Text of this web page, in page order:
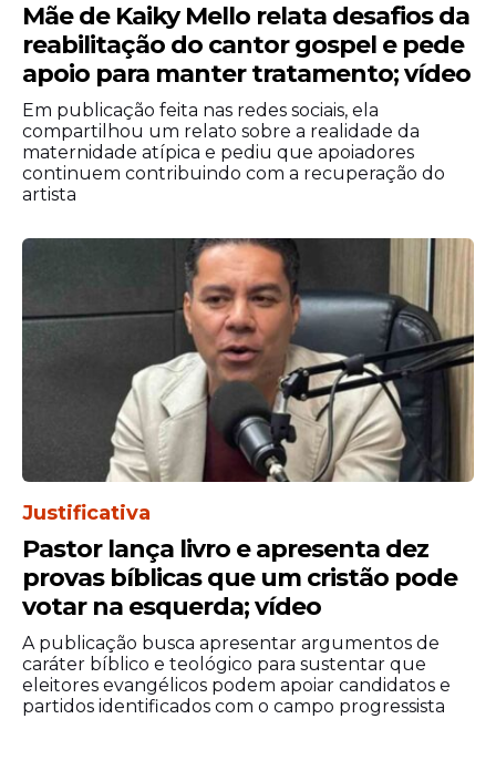
Mãe de Kaiky Mello relata desafios da
reabilitação do cantor gospel e pede
apoio para manter tratamento; vídeo
Em publicação feita nas redes sociais, ela
compartilhou um relato sobre a realidade da
maternidade atípica e pediu que apoiadores
continuem contribuindo com a recuperação do
artista
Justificativa
Pastor lança livro e apresenta dez
provas bíblicas que um cristão pode
votar na esquerda; vídeo
A publicação busca apresentar argumentos de
caráter bíblico e teológico para sustentar que
eleitores evangélicos podem apoiar candidatos e
partidos identificados com o campo progressista